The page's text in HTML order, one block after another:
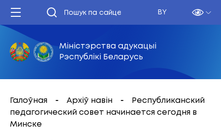
BY
Міністэрства адукацыі
Рэспублікі Беларусь
Галоўная Архіў навін
Республиканский
педагогический совет начинается сегодня в
Минске